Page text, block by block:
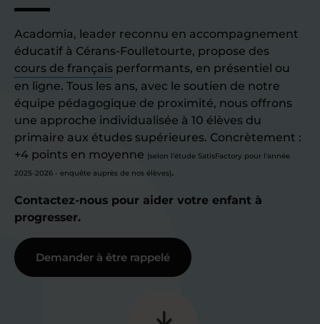
Acadomia, leader reconnu en accompagnement
éducatif à Cérans-Foulletourte, propose des
cours de français performants, en présentiel ou
en ligne. Tous les ans, avec le soutien de notre
équipe pédagogique de proximité, nous offrons
une approche individualisée à 10 élèves du
primaire aux études supérieures. Concrètement :
+4 points en moyenne (selon l’étude SatisFactory pour l'année
2025-2026 - enquête auprès de nos élèves).
Contactez-nous pour aider votre enfant à
progresser.
Demander à être rappelé